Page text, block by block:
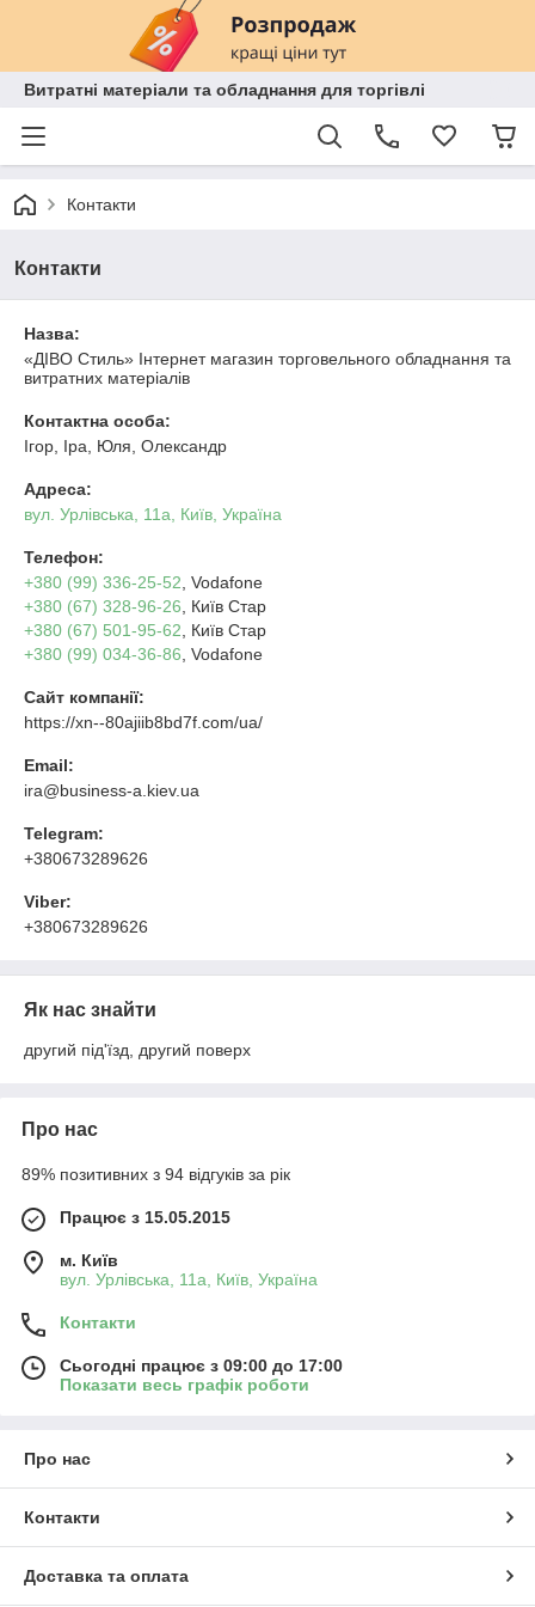
Витратні матеріали та обладнання для торгівлі
Контакти
Контакти
Назва:
«ДІВО Стиль» Інтернет магазин торговельного обладнання та
витратних матеріалів
Контактна особа:
Ігор, Іра, Юля, Олександр
Адреса:
вул. Урлівська, 11а, Київ, Україна
Телефон:
+380 (99) 336-25-52 , Vodafone
+380 (67) 328-96-26 , Київ Стар
+380 (67) 501-95-62 , Київ Стар
+380 (99) 034-36-86 , Vodafone
Сайт компанії:
https://xn--80ajiib8bd7f.com/ua/
Email:
ira@business-a.kiev.ua
Telegram:
+380673289626
Viber:
+380673289626
Як нас знайти
другий під'їзд, другий поверх
Про нас
89% позитивних з 94 відгуків за рік
Працює з 15.05.2015
м. Київ
вул. Урлівська, 11а, Київ, Україна
Контакти
Сьогодні працює з 09:00 до 17:00
Показати весь графік роботи
Про нас
Контакти
Доставка та оплата